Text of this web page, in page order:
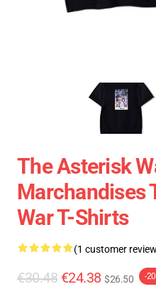
The Asterisk
Marchandises
War T-Shirts
(1 customer
€30.48 €24.38 $26.50 -